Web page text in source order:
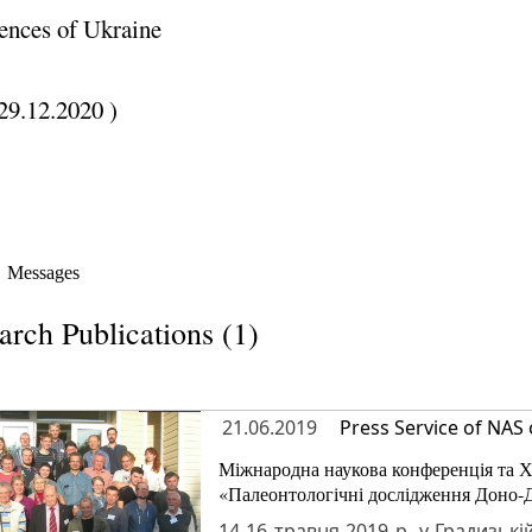
of Ukraine
)
Messages
Publications (1)
21.06.2019 Press Service of
Міжнародна наукова конференція
«Палеонтологічні дослідження